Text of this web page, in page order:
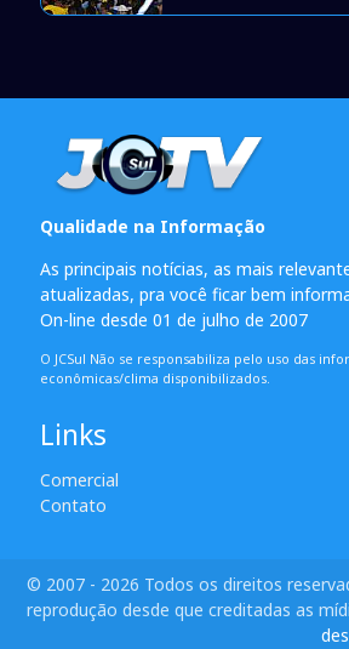
Qualidade na Informação
As principais notícias, as mais
atualizadas, pra você ficar bem
On-line desde 01 de julho de 2007
O JCSul Não se responsabiliza pelo uso das
econômicas/clima disponibilizados.
Links
Comercial
Contato
© 2007 - 2026 Todos os direitos
reprodução desde que creditadas as